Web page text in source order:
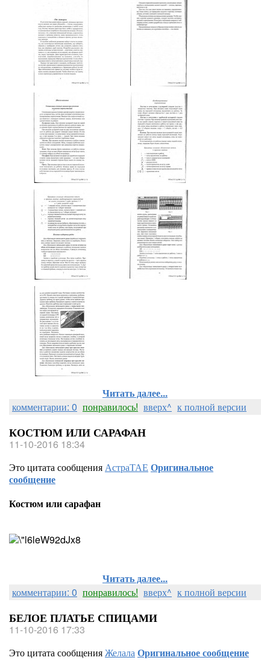
Читать далее...
комментарии: 0 понравилось! вверх^ к полной версии
КОСТЮМ ИЛИ САРАФАН
11-10-2016 18:34
Это цитата сообщенияАстраТАЕ Оригинальное
сообщение
Костюм или сарафан
Читать далее...
комментарии: 0 понравилось! вверх^ к полной версии
БЕЛОЕ ПЛАТЬЕ СПИЦАМИ
11-10-2016 17:33
Это цитата сообщенияЖелалаОригинальное сообщение